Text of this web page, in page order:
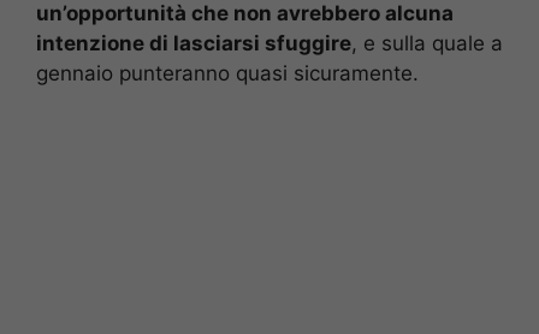
un’opportunità che non avrebbero alcuna
intenzione di lasciarsi sfuggire, e sulla quale a
gennaio punteranno quasi sicuramente.